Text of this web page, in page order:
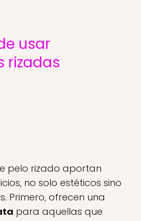
usar
rizadas
pelo rizado aportan
no solo estéticos sino
Primero, ofrecen una
para aquellas que